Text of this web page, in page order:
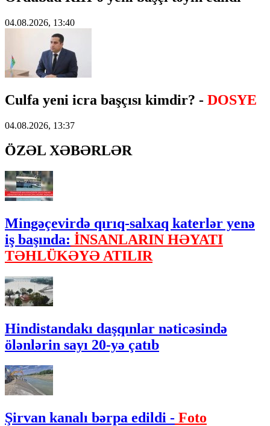
04.08.2026, 13:40
Culfa yeni icra başçısı kimdir? - DOSYE
04.08.2026, 13:37
ÖZƏL XƏBƏRLƏR
Mingəçevirdə qırıq-salxaq katerlər yenə
iş başında: İNSANLARIN HƏYATI
TƏHLÜKƏYƏ ATILIR
Hindistandakı daşqınlar nəticəsində
ölənlərin sayı 20-yə çatıb
Şirvan kanalı bərpa edildi - Foto